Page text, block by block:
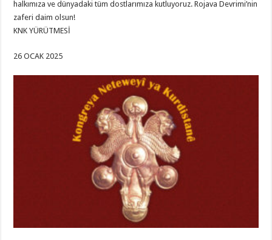
halkımıza ve dünyadaki tüm dostlarımıza kutluyoruz. Rojava Devrimi’nin
zaferi daim olsun!
KNK YÜRÜTMESİ
26 OCAK 2025